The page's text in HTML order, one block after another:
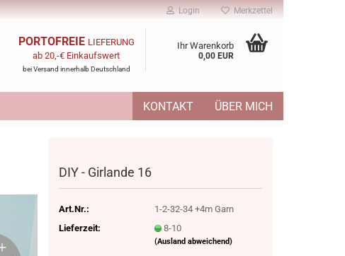
Login Merkzettel
Suche...PORTOFREIE LIEFERUNG
ab 20,-€ Einkaufswert
bei Versand innerhalb Deutschland
Ihr Warenkorb
0,00 EUR
KONTAKT ÜBER MICH
DIY - Girlande 16
Art.Nr.:
1-2-32-34 +4m Garn
Lieferzeit:
8-10
(Ausland abweichend)